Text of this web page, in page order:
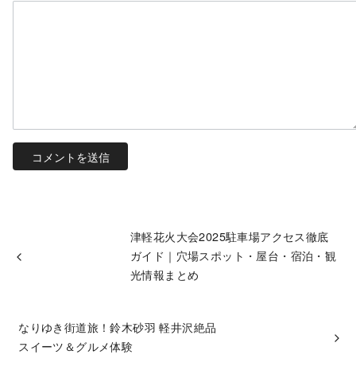
津軽花火大会2025駐車場アクセス徹底
ガイド｜穴場スポット・屋台・宿泊・観
光情報まとめ
なりゆき街道旅！鈴木砂羽 軽井沢絶品
スイーツ＆グルメ体験